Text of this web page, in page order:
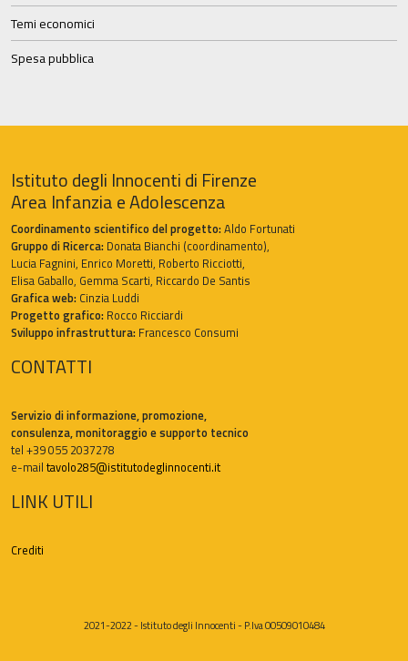
Temi economici
Spesa pubblica
Istituto degli Innocenti di Firenze
Area Infanzia e Adolescenza
Coordinamento scientifico del progetto:Aldo Fortunati
Gruppo di Ricerca: Donata Bianchi (coordinamento),
Lucia Fagnini, Enrico Moretti, Roberto Ricciotti,
Elisa Gaballo, Gemma Scarti, Riccardo De Santis
Grafica web: Cinzia Luddi
Progetto grafico: Rocco Ricciardi
Sviluppo infrastruttura: Francesco Consumi
CONTATTI
Servizio di informazione, promozione,
consulenza, monitoraggio e supporto tecnico
tel +39 055 2037278
e-mail tavolo285@istitutodeglinnocenti.it
LINK UTILI
Crediti
2021-2022 - Istituto degli Innocenti - P.Iva 00509010484